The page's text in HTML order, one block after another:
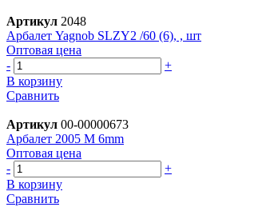
Артикул 2048
Арбалет Yagnob SLZY2 /60 (6), , шт
Оптовая цена
-
+
В корзину
Сравнить
Артикул 00-00000673
Арбалет 2005 M 6mm
Оптовая цена
-
+
В корзину
Сравнить